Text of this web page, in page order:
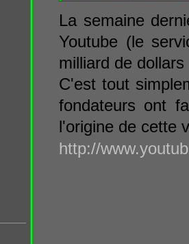
La semaine
Youtube (le
milliard de
C'est tout
fondateurs ont
l'origine de cette
http://